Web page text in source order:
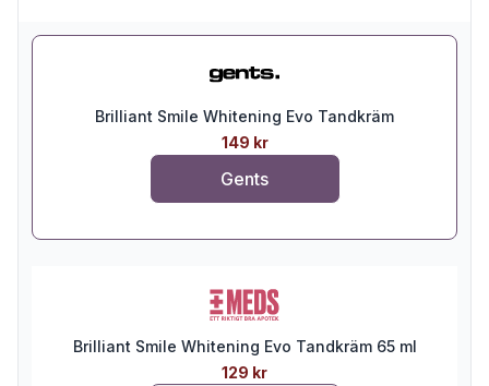
Brilliant Smile Whitening Evo Tandkräm
149 kr
Gents
Brilliant Smile Whitening Evo Tandkräm 65 ml
129 kr